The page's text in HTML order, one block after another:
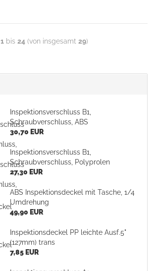
1bis 24(von insgesamt 29)
Inspektionsverschluss B1,
Schraubverschluss, ABS
30,70 EUR
Inspektionsverschluss B1,
Schraubverschluss, Polyprolen
27,30 EUR
ABS Inspektionsdeckel mit Tasche, 1/4
Umdrehung
49,90 EUR
Inspektionsdeckel PP leichte Ausf.5"
(127mm) trans
7,85 EUR